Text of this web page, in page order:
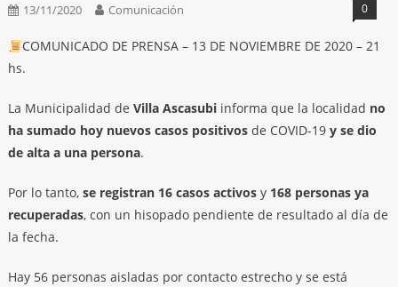
13/11/2020 Comunicación 0
COMUNICADO DE PRENSA – 13 DE NOVIEMBRE DE 2020 – 21
hs.
La Municipalidad de Villa Ascasubiinforma que la localidad no
ha sumado hoy nuevos casos positivos de COVID-19 y se dio
de alta a una persona.
Por lo tanto, se registran 16 casos activos y 168 personas ya
recuperadas, con un hisopado pendiente de resultado al día de
la fecha.
Hay 56 personas aisladas por contacto estrecho y se está